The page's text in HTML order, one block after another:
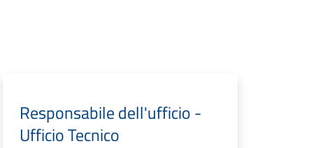
Responsabile dell'ufficio -
Ufficio Tecnico